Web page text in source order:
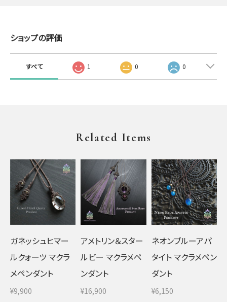
ショップの評価
すべて 1 0 0
Related Items
ガネッシュヒマー
ルクォーツ マクラ
メペンダント
¥9,900
アメトリン＆スター
ルビー マクラメペ
ンダント
¥16,900
ネオンブルーアパ
タイト マクラメペン
ダント
¥6,150